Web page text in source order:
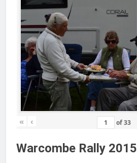
« ‹ of33
Warcombe Rally 2015